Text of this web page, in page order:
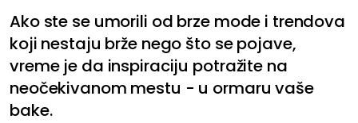
Ako ste se umorili od brze mode i trendova
koji nestaju brže nego što se pojave,
vreme je da inspiraciju potražite na
neočekivanom mestu - u ormaru vaše
bake.